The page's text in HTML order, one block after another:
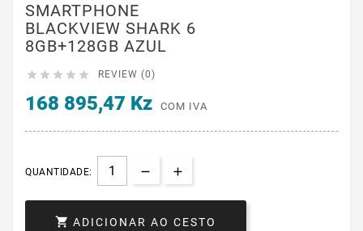
SMARTPHONE
BLACKVIEW SHARK 6
8GB+128GB AZUL
     REVIEW (0)
168 895,47 Kz COM IVA
QUANTIDADE:
 ADICIONAR AO CESTO